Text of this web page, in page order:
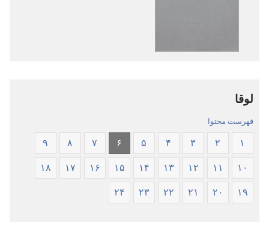
لوقا
فهرست محتوا
۱ ۲ ۳ ۴ ۵ ۶ ۷ ۸ ۹
۱۰ ۱۱ ۱۲ ۱۳ ۱۴ ۱۵ ۱۶ ۱۷ ۱۸
۱۹ ۲۰ ۲۱ ۲۲ ۲۳ ۲۴